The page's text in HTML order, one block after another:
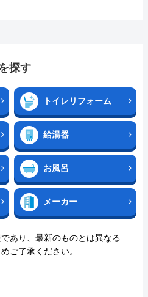
探す
トイレリフォーム
給湯器
お風呂
メーカー
あり、最新のものとは異なる
ご了承ください。